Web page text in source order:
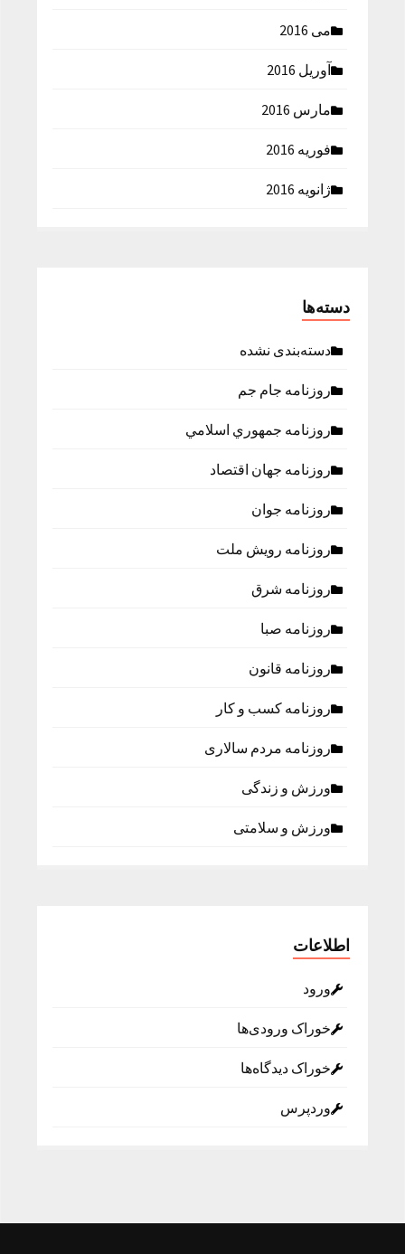
می 2016
آوریل 2016
مارس 2016
فوریه 2016
ژانویه 2016
دسته‌ها
دسته‌بندی نشده
روزنامه جام جم
روزنامه جمهوري اسلامي
روزنامه جهان اقتصاد
روزنامه جوان
روزنامه رویش ملت
روزنامه شرق
روزنامه صبا
روزنامه قانون
روزنامه كسب و كار
روزنامه مردم سالاری
ورزش و زندگی
ورزش و سلامتی
اطلاعات
ورود
خوراک ورودی‌ها
خوراک دیدگاه‌ها
وردپرس